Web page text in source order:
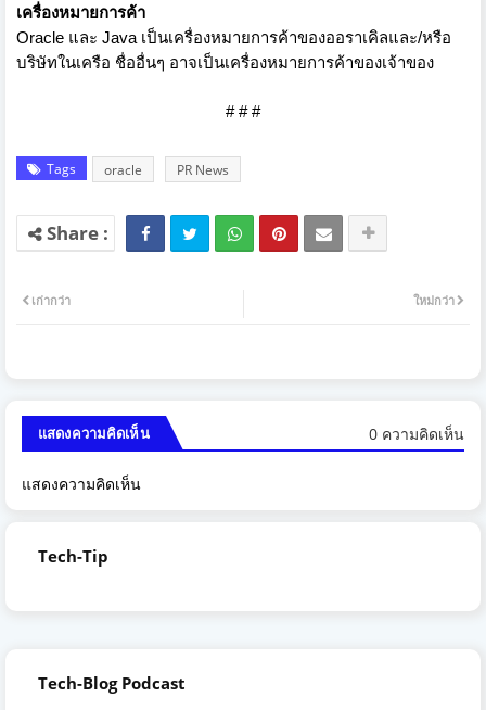
เครื่องหมายการค้า
Oracle และ Java เป็นเครื่องหมายการค้าของออราเคิลและ/หรือ
บริษัทในเครือ ชื่ออื่นๆ อาจเป็นเครื่องหมายการค้าของเจ้าของ
# # #
Tags oracle PR News
ใหม่กว่า
เก่ากว่า
แสดงความคิดเห็น 0 ความคิดเห็น
แสดงความคิดเห็น
Tech-Tip
Tech-Blog Podcast